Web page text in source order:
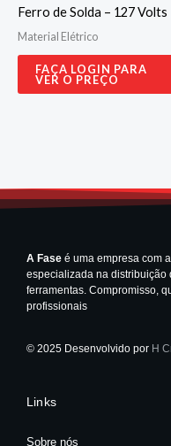
Ferro de Solda – 127 Volts
Material Elétrico
FAÇA LOGIN PARA
VER O PREÇO
A Fase é uma empresa com
especializada na distribuição
ferramentas. Compromisso,
profissionais
© 2025 Desenvolvido por H
Links
Sobre nós